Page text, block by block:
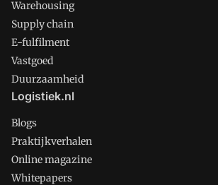
Warehousing
Supply chain
E-fulfilment
Vastgoed
Duurzaamheid
Logistiek.nl
Blogs
Praktijkverhalen
Online magazine
Whitepapers